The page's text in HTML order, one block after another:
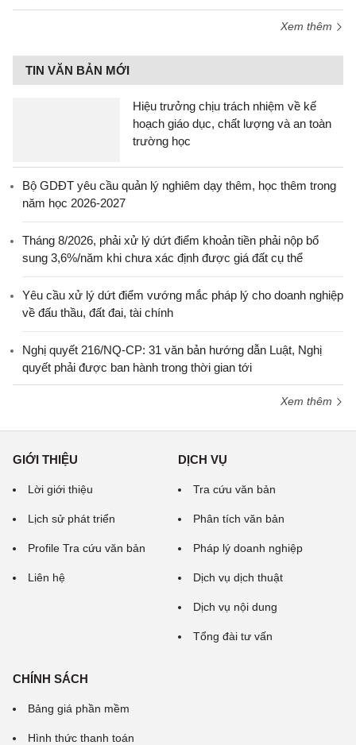
Xem thêm
TIN VĂN BẢN MỚI
Hiệu trưởng chịu trách nhiệm về kế
hoạch giáo dục, chất lượng và an toàn
trường học
Bộ GDĐT yêu cầu quản lý nghiêm dạy thêm, học thêm trong
năm học 2026-2027
Tháng 8/2026, phải xử lý dứt điểm khoản tiền phải nộp bổ
sung 3,6%/năm khi chưa xác định được giá đất cụ thể
Yêu cầu xử lý dứt điểm vướng mắc pháp lý cho doanh nghiệp
về đấu thầu, đất đai, tài chính
Nghị quyết 216/NQ-CP: 31 văn bản hướng dẫn Luật, Nghị
quyết phải được ban hành trong thời gian tới
Xem thêm
GIỚI THIỆU
Lời giới thiệu
Lịch sử phát triển
Profile Tra cứu văn bản
Liên hệ
DỊCH VỤ
Tra cứu văn bản
Phân tích văn bản
Pháp lý doanh nghiệp
Dịch vụ dịch thuật
Dịch vụ nội dung
Tổng đài tư vấn
CHÍNH SÁCH
Bảng giá phần mềm
Hình thức thanh toán